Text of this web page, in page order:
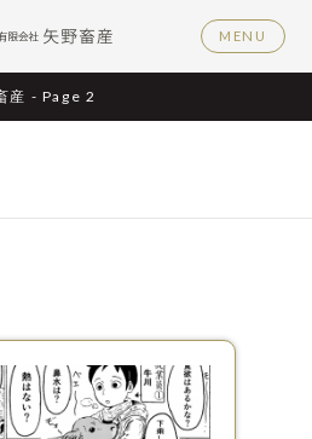
産 - Page 2
MENU